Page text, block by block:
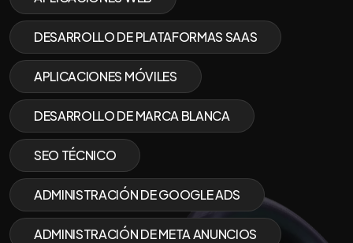
DESARROLLO DE PLATAFORMAS SAAS
APLICACIONES MÓVILES
DESARROLLO DE MARCA BLANCA
SEO TÉCNICO
ADMINISTRACIÓN DE GOOGLE ADS
ADMINISTRACIÓN DE META ANUNCIOS